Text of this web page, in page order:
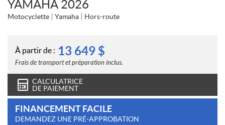
YAMAHA 2026
Motocyclette Yamaha Hors-route
À partir de : 13 649 $
Frais de transport et préparation inclus.
CALCULATRICE
DE PAIEMENT
FINANCEMENT FACILE
DEMANDEZ UNE PRÉ-APPROBATION